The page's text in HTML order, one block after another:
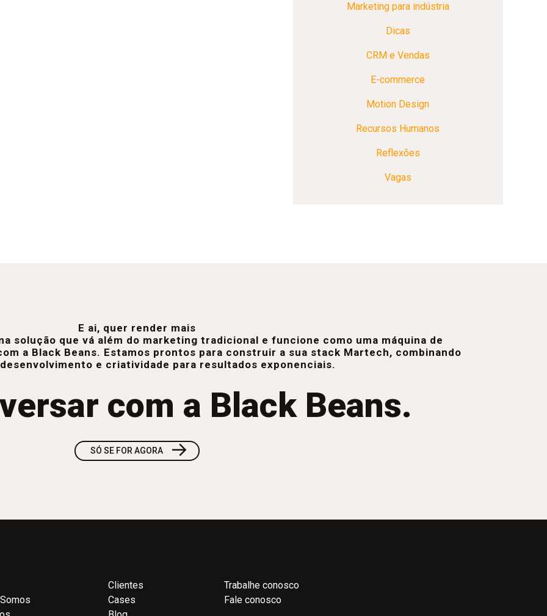
Marketing para indústria
Dicas
CRM e Vendas
E-commerce
Motion Design
Recursos Humanos
Reflexões
Vagas
E ai, quer render mais
solução que vá além do marketing tradicional e funcione como uma máquina de
a Black Beans. Estamos prontos para construir a sua stack Martech, combinando
e criatividade para resultados exponenciais.
com a Black Beans.
SÓ SE FOR AGORA →
Clientes
Cases
Trabalhe conosco
Fale conosco